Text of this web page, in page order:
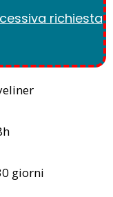
richiesta
giorni